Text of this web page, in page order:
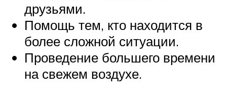
друзьями.
Помощь тем, кто находится в
более сложной ситуации.
Проведение большего времени
на свежем воздухе.